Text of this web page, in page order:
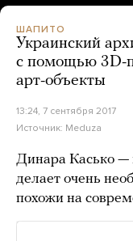
ШАПИТО
Украинский
с помощью 3D-
арт-объекты
13:24, 7 сентября 2017
Источник: Meduza
Динара Касько —
делает очень
похожи на